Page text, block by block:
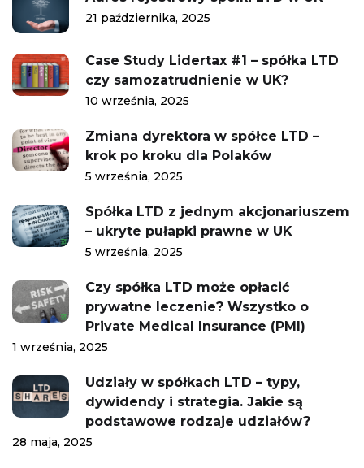
21 października, 2025
Case Study Lidertax #1 – spółka LTD
czy samozatrudnienie w UK?
10 września, 2025
Zmiana dyrektora w spółce LTD –
krok po kroku dla Polaków
5 września, 2025
Spółka LTD z jednym akcjonariuszem
– ukryte pułapki prawne w UK
5 września, 2025
Czy spółka LTD może opłacić
prywatne leczenie? Wszystko o
Private Medical Insurance (PMI)
1 września, 2025
Udziały w spółkach LTD – typy,
dywidendy i strategia. Jakie są
podstawowe rodzaje udziałów?
28 maja, 2025